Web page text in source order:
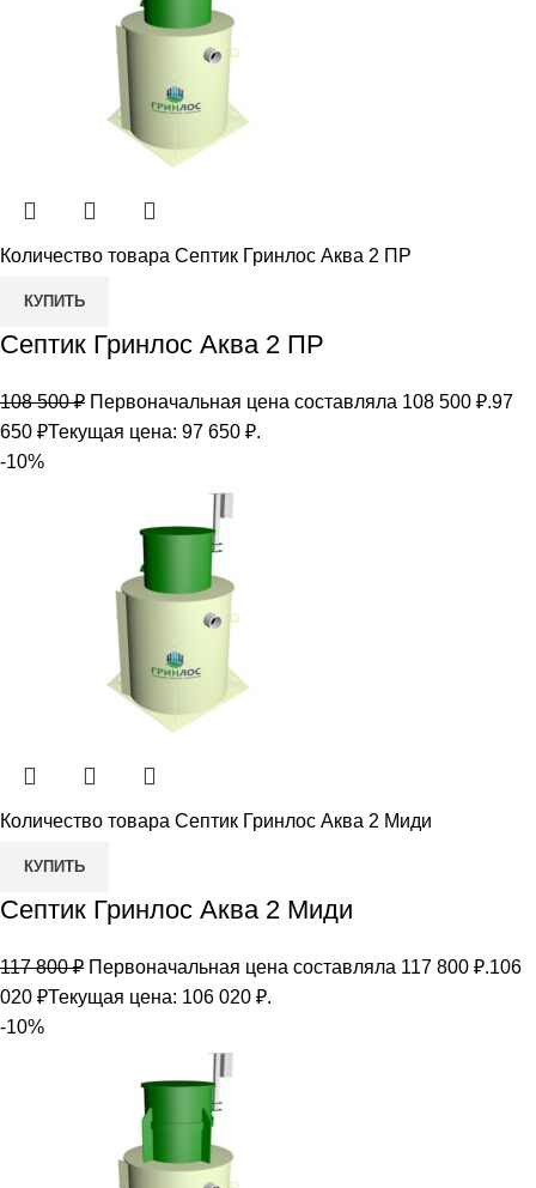
Количество товара Септик Гринлос Аква 2 ПР
КУПИТЬ
Септик Гринлос Аква 2 ПР
108 500₽ Первоначальная цена составляла 108 500 ₽.97
650 ₽Текущая цена: 97 650 ₽.
-10%
Количество товара Септик Гринлос Аква 2 Миди
КУПИТЬ
Септик Гринлос Аква 2 Миди
117 800₽ Первоначальная цена составляла 117 800 ₽.106
020 ₽Текущая цена: 106 020 ₽.
-10%